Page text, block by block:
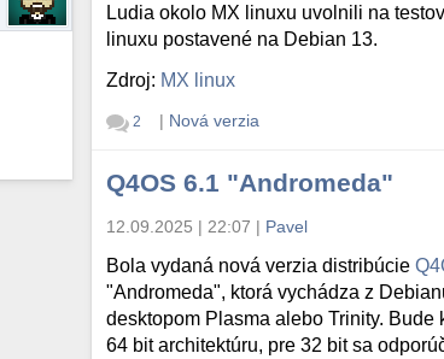
Ludia okolo MX linuxu uvolnili na
linuxu postavené na Debian 13.
Zdroj: MX linux
2 | Nová verzia
Q4OS 6.1 "Andromeda"
12.09.2025 | 22:07 | Pavel
Bola vydaná nová verzia distribúcie
"Andromeda", ktorá vychádza z
desktopom Plasma alebo Trinity. Bude
64 bit architektúru, pre 32 bit sa